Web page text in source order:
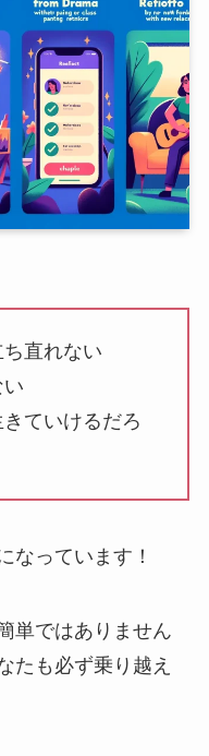
直れない
ていけるだろ
なっています！
単ではありません
たも必ず乗り越え